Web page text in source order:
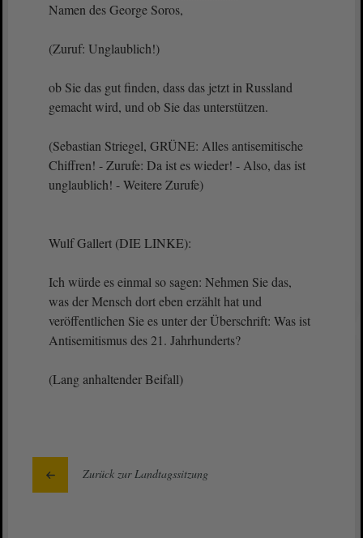
Namen des George Soros,
(Zuruf: Unglaublich!)
ob Sie das gut finden, dass das jetzt in Russland
gemacht wird, und ob Sie das unterstützen.
(Sebastian Striegel, GRÜNE: Alles antisemitische
Chiffren! - Zurufe: Da ist es wieder! - Also, das ist
unglaublich! - Weitere Zurufe)
Wulf Gallert (DIE LINKE):
Ich würde es einmal so sagen: Nehmen Sie das,
was der Mensch dort eben erzählt hat und
veröffentlichen Sie es unter der Überschrift: Was ist
Antisemitismus des 21. Jahrhunderts?
(Lang anhaltender Beifall)
Zurück zur Landtagssitzung